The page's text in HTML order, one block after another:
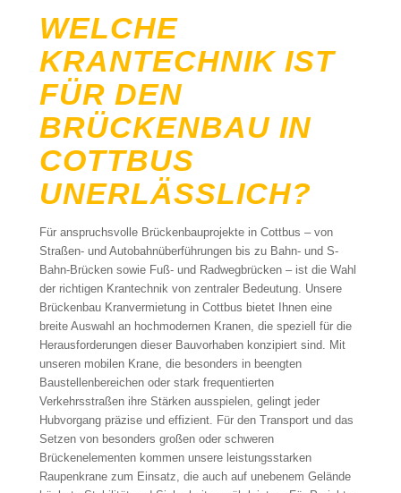
WELCHE
KRANTECHNIK IST
FÜR DEN
BRÜCKENBAU IN
COTTBUS
UNERLÄSSLICH?
Für anspruchsvolle Brückenbauprojekte in Cottbus – von
Straßen- und Autobahnüberführungen bis zu Bahn- und S-
Bahn-Brücken sowie Fuß- und Radwegbrücken – ist die Wahl
der richtigen Krantechnik von zentraler Bedeutung. Unsere
Brückenbau Kranvermietung in Cottbus bietet Ihnen eine
breite Auswahl an hochmodernen Kranen, die speziell für die
Herausforderungen dieser Bauvorhaben konzipiert sind. Mit
unseren mobilen Krane, die besonders in beengten
Baustellenbereichen oder stark frequentierten
Verkehrsstraßen ihre Stärken ausspielen, gelingt jeder
Hubvorgang präzise und effizient. Für den Transport und das
Setzen von besonders großen oder schweren
Brückenelementen kommen unsere leistungsstarken
Raupenkrane zum Einsatz, die auch auf unebenem Gelände